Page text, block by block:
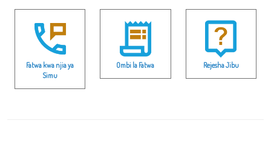
Fatwa kwa njia ya
Simu
Ombi la Fatwa Rejesha Jibu